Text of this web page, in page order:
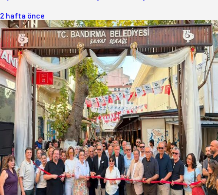
2 hafta önce